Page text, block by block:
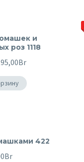
и
роз 1118
BrТекущая
195,00Br.
422
Br